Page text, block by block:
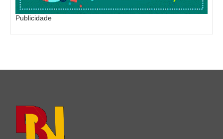
Publicidade